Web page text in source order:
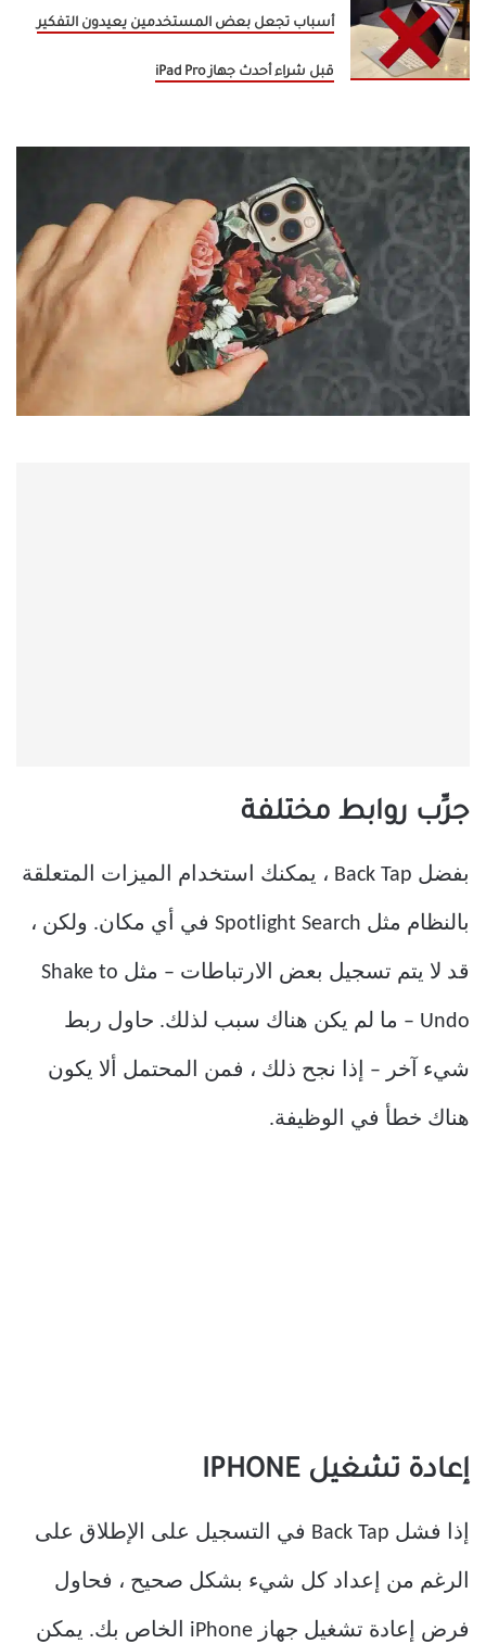
أسباب تجعل بعض المستخدمين يعيدون التفكير
قبل شراء أحدث جهاز iPad Pro
جرِّب روابط مختلفة
بفضل Back Tap ، يمكنك استخدام الميزات المتعلقة
بالنظام مثل Spotlight Search في أي مكان. ولكن ،
قد لا يتم تسجيل بعض الارتباطات – مثل Shake to
Undo – ما لم يكن هناك سبب لذلك. حاول ربط
شيء آخر – إذا نجح ذلك ، فمن المحتمل ألا يكون
هناك خطأ في الوظيفة.
إعادة تشغيل IPHONE
إذا فشل Back Tap في التسجيل على الإطلاق على
الرغم من إعداد كل شيء بشكل صحيح ، فحاول
فرض إعادة تشغيل جهاز iPhone الخاص بك. يمكن